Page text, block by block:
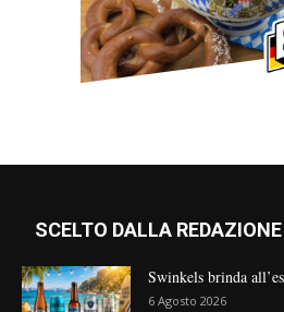
SCELTO DALLA REDAZIONE
Swinkels brinda
6 Agosto 2026